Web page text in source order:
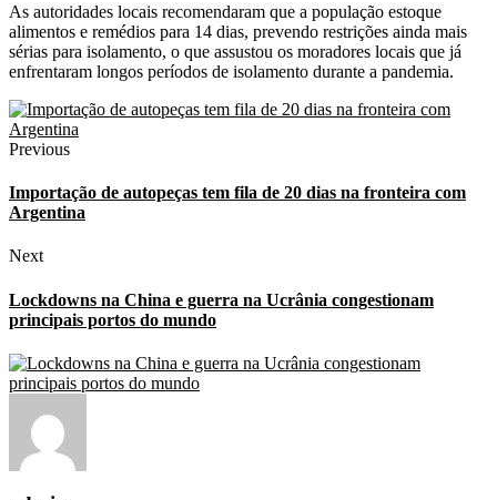
As autoridades locais recomendaram que a população estoque
alimentos e remédios para 14 dias, prevendo restrições ainda mais
sérias para isolamento, o que assustou os moradores locais que já
enfrentaram longos períodos de isolamento durante a pandemia.
Previous
Importação de autopeças tem fila de 20 dias na fronteira com
Argentina
Next
Lockdowns na China e guerra na Ucrânia congestionam
principais portos do mundo